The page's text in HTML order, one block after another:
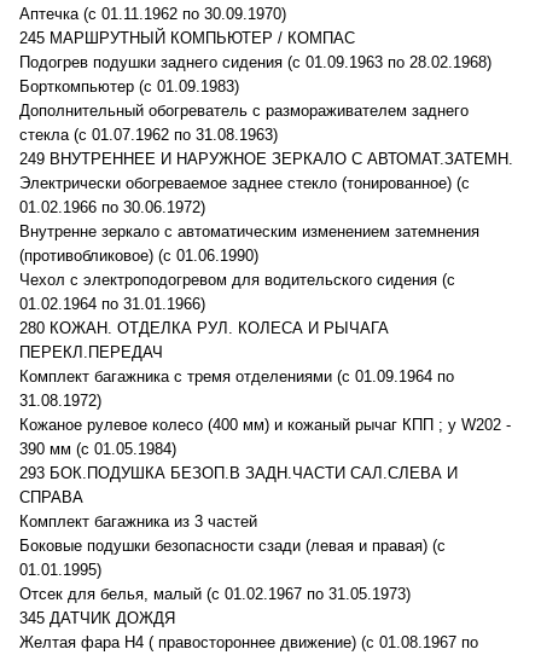
Аптечка (с 01.11.1962 по 30.09.1970)
245 МАРШРУТНЫЙ КОМПЬЮТЕР / КОМПАС
Подогрев подушки заднего сидения (с 01.09.1963 по 28.02.1968)
Борткомпьютер (с 01.09.1983)
Дополнительный обогреватель с размораживателем заднего
стекла (с 01.07.1962 по 31.08.1963)
249 ВНУТРЕННЕЕ И НАРУЖНОЕ ЗЕРКАЛО С АВТОМАТ.ЗАТЕМН.
Электрически обогреваемое заднее стекло (тонированное) (с
01.02.1966 по 30.06.1972)
Внутренне зеркало с автоматическим изменением затемнения
(противобликовое) (с 01.06.1990)
Чехол с электроподогревом для водительского сидения (с
01.02.1964 по 31.01.1966)
280 КОЖАН. ОТДЕЛКА РУЛ. КОЛЕСА И РЫЧАГА
ПЕРЕКЛ.ПЕРЕДАЧ
Комплект багажника с тремя отделениями (с 01.09.1964 по
31.08.1972)
Кожаное рулевое колесо (400 мм) и кожаный рычаг КПП ; у W202 -
390 мм (с 01.05.1984)
293 БОК.ПОДУШКА БЕЗОП.В ЗАДН.ЧАСТИ САЛ.СЛЕВА И
СПРАВА
Комплект багажника из 3 частей
Боковые подушки безопасности сзади (левая и правая) (с
01.01.1995)
Отсек для белья, малый (с 01.02.1967 по 31.05.1973)
345 ДАТЧИК ДОЖДЯ
Желтая фара H4 ( правостороннее движение) (с 01.08.1967 по